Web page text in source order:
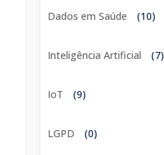
Dados em Saúde (10)
Inteligência Artificial (7)
IoT (9)
LGPD (0)